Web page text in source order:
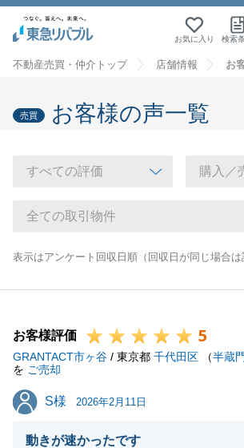
お気に入り 検索
不動産売買・仲介トップ 店舗情報 お
売買 お客様の声一覧
表示はアンケート回収日順（回収日が同じ場合は
お客様評価 5
GRANTACT市ヶ谷 / 東京都 千代田区 （半蔵
を ご売却
S様
S様 2026年2月11日
動きが速かったです